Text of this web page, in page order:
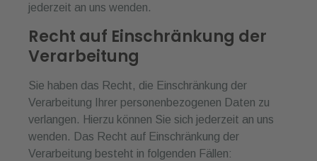
jederzeit an uns wenden.
Recht auf Einschränkung der
Verarbeitung
Sie haben das Recht, die Einschränkung der
Verarbeitung Ihrer personenbezogenen Daten zu
verlangen. Hierzu können Sie sich jederzeit an uns
wenden. Das Recht auf Einschränkung der
Verarbeitung besteht in folgenden Fällen: